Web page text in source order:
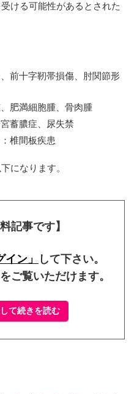
ける可能性があるとされた
前十字靭帯損傷、肘関節形
肥満細胞腫、骨肉腫
蓄膿症、尿失禁
椎間板疾患
になります。
記事です】
イン」
して下さい。
ご覧いただけます。
て続きを読む